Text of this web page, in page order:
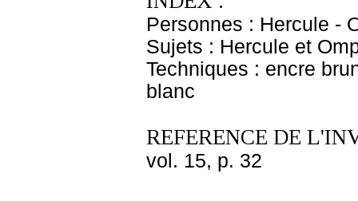
Personnes : Hercule -
Sujets : Hercule et
Techniques : encre
blanc
REFERENCE DE
vol. 15, p. 32